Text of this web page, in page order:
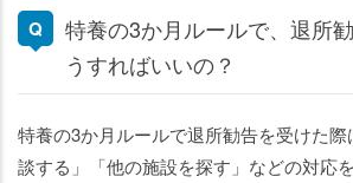
特養の3か月ルールで、退所
うすればいいの？
特養の3か月ルールで退所勧告を受けた
談する」「他の施設を探す」などの対応